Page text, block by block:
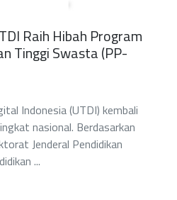
Raih Hibah Program
Tinggi Swasta (PP-
Indonesia (UTDI) kembali
nasional. Berdasarkan
Jenderal Pendidikan
...